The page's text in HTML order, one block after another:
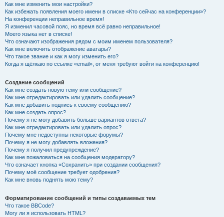
Как мне изменить мои настройки?
Как избежать появления моего имени в списке «Кто сейчас на конференции»?
На конференции неправильное время!
Я изменил часовой пояс, но время всё равно неправильное!
Моего языка нет в списке!
Что означают изображения рядом с моим именем пользователя?
Как мне включить отображение аватары?
Что такое звание и как я могу изменить его?
Когда я щёлкаю по ссылке «email», от меня требуют войти на конференцию!
Создание сообщений
Как мне создать новую тему или сообщение?
Как мне отредактировать или удалить сообщение?
Как мне добавить подпись к своему сообщению?
Как мне создать опрос?
Почему я не могу добавить больше вариантов ответа?
Как мне отредактировать или удалить опрос?
Почему мне недоступны некоторые форумы?
Почему я не могу добавлять вложения?
Почему я получил предупреждение?
Как мне пожаловаться на сообщения модератору?
Что означает кнопка «Сохранить» при создании сообщения?
Почему моё сообщение требует одобрения?
Как мне вновь поднять мою тему?
Форматирование сообщений и типы создаваемых тем
Что такое BBCode?
Могу ли я использовать HTML?